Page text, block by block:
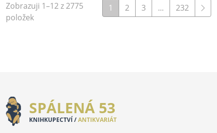
Zobrazuji 1–12 z 2775
položek
1 2 3 ... 232
SPÁLENÁ 53
KNIHKUPECTVÍ /ANTIKVARIÁT